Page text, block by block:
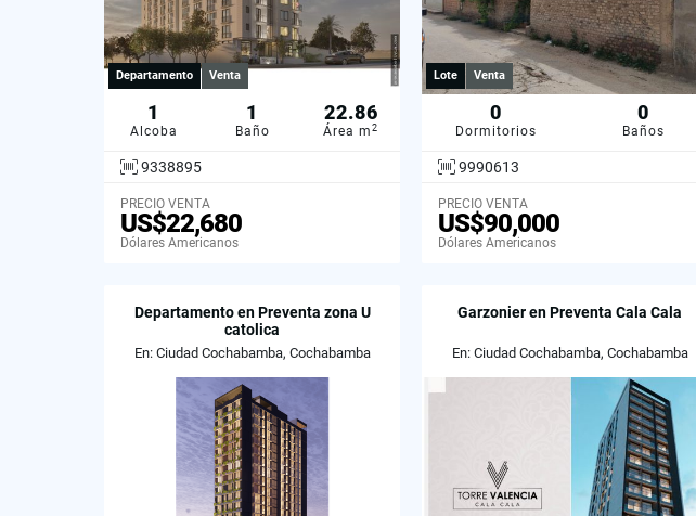
Departamento Venta
1
Alcoba
1
Baño
22.86
Área m 2
9338895
PRECIO VENTA
US$22,680
Dólares Americanos
Lote Venta
0
Dormitorios
0
Baños
9990613
PRECIO VENTA
US$90,000
Dólares Americanos
Departamento en Preventa zona U
catolica
En: Ciudad Cochabamba, Cochabamba
Garzonier en Preventa Cala Cala
En: Ciudad Cochabamba, Cochabamba